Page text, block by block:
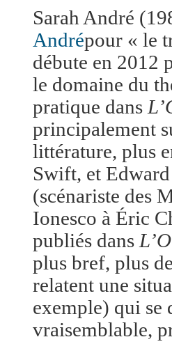
Sarah André
Andrépour « le
débute en 2012
le domaine du
pratique dans
principalement
littérature, plus
Swift, et
(scénariste des
Ionesco à Éric
publiés dans
plus bref, plus
relatent une
exemple) qui se
vraisemblable,